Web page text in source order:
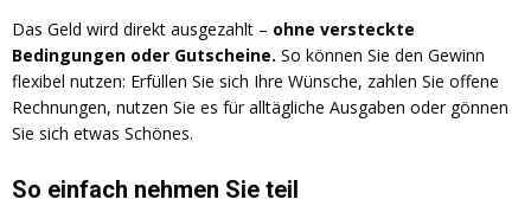
Das Geld wird direkt ausgezahlt – ohne versteckte
Bedingungen oder Gutscheine. So können Sie den Gewinn
flexibel nutzen: Erfüllen Sie sich Ihre Wünsche, zahlen Sie offene
Rechnungen, nutzen Sie es für alltägliche Ausgaben oder gönnen
Sie sich etwas Schönes.
So einfach nehmen Sie teil